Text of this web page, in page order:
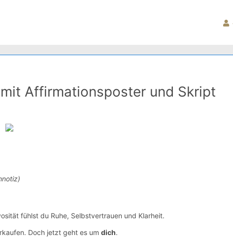
Affirmationsposter und Skript
fühlst du Ruhe, Selbstvertrauen und Klarheit.
Doch jetzt geht es um dich.